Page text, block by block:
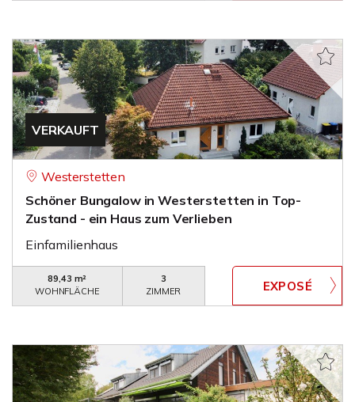
VERKAUFT
Westerstetten
Schöner Bungalow in Westerstetten in Top-
Zustand - ein Haus zum Verlieben
Einfamilienhaus
89,43 m²
WOHNFLÄCHE
3
ZIMMER